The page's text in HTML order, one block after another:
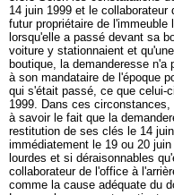
14 juin 1999 et le
futur propriétaire de
lorsqu'elle a passé devant sa
voiture y stationnaient et
boutique, la demanderesse
à son mandataire de l'époque
qui s'était passé, ce que celui-
1999. Dans ces
à savoir le fait que la
restitution de ses clés le 14
immédiatement le 19 ou 20
lourdes et si déraisonnables
collaborateur de l'office à
comme la cause adéquate du